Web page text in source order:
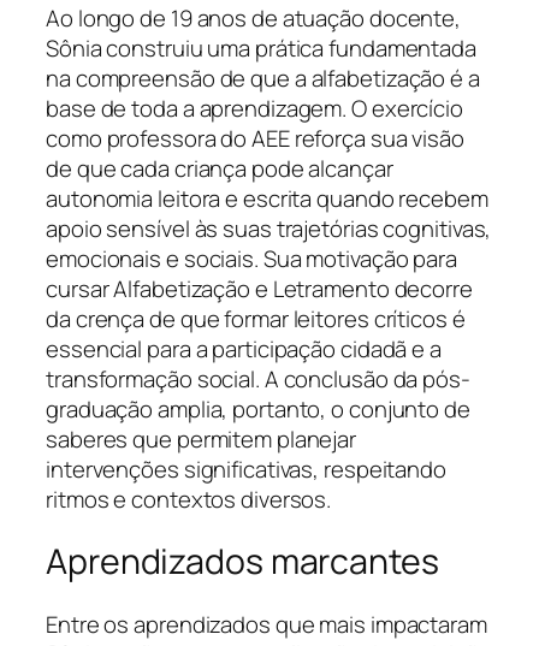
Ao longo de 19 anos de atuação docente,
Sônia construiu uma prática fundamentada
na compreensão de que a alfabetização é a
base de toda a aprendizagem. O exercício
como professora do AEE reforça sua visão
de que cada criança pode alcançar
autonomia leitora e escrita quando recebem
apoio sensível às suas trajetórias cognitivas,
emocionais e sociais. Sua motivação para
cursar Alfabetização e Letramento decorre
da crença de que formar leitores críticos é
essencial para a participação cidadã e a
transformação social. A conclusão da pós-
graduação amplia, portanto, o conjunto de
saberes que permitem planejar
intervenções significativas, respeitando
ritmos e contextos diversos.
Aprendizados marcantes
Entre os aprendizados que mais impactaram